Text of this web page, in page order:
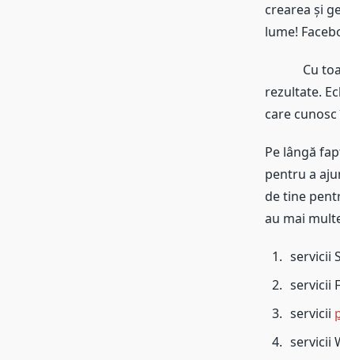
crearea și
lume!
Cu toate
rezultate.
care
Pe lângă
pentru a
de tine
au mai
servicii
servicii
servicii
servicii